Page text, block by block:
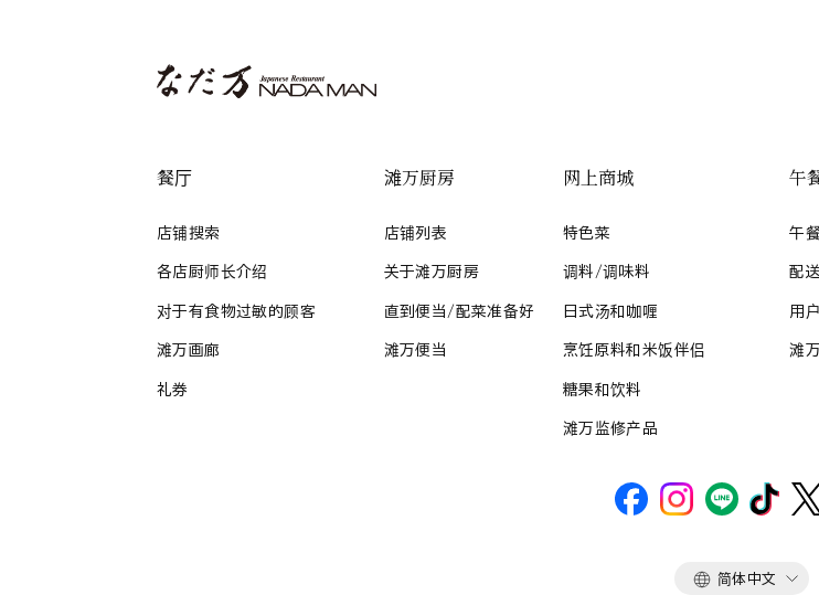
餐厅
店铺搜索
各店厨师长介绍
对于有食物过敏的顾客
滩万画廊
礼券
滩万厨房
店铺列表
关于滩万厨房
直到便当/配菜准备好
滩万便当
网上商城
特色菜
调料/调味料
日式汤和咖喱
烹饪原料和米饭伴侣
糖果和饮料
滩万监修产品
午
午
配
用
滩
语 简体中文